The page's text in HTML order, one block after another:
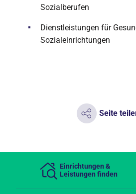
Sozialberufen
Dienstleistungen für
Sozialeinrichtungen
Seite
Einrichtungen &
Leistungen finden